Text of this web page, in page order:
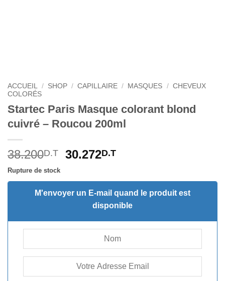
ACCUEIL / SHOP / CAPILLAIRE / MASQUES / CHEVEUX
COLORÉS
Startec Paris Masque colorant blond
cuivré – Roucou 200ml
38.200D.T
Le
initial
était :
38.200D.T.
30.272D.TLe
actuel
est :
30.272D.T.
Rupture de stock
M'envoyer un E-mail quand le produit est
disponible